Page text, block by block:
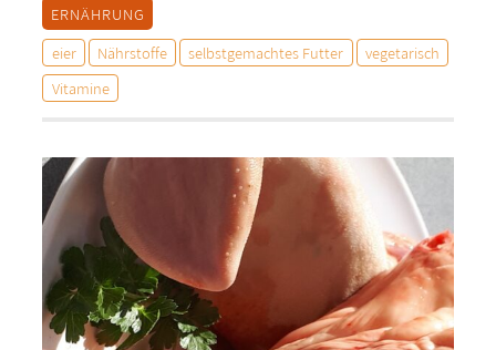
ERNÄHRUNG
eier
Nährstoffe selbstgemachtes Futter
vegetarisch
Vitamine